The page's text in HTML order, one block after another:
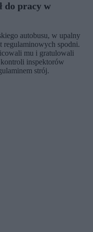
do pracy w
autobusu, w upalny
regulaminowych spodni.
mu i gratulowali
inspektorów
strój.